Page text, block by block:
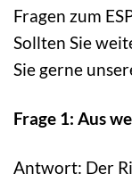
Fragen zum
Sollten Sie
Sie gerne
Frage 1: Aus
Antwort: Der